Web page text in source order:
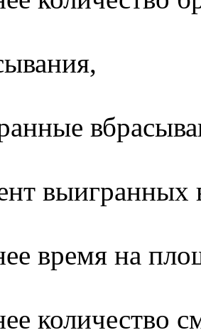
выигранных
время на
количество